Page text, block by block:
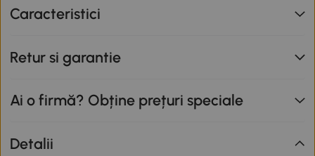
Caracteristici
Retur si garantie
Ai o firmă? Obține prețuri speciale
Detalii